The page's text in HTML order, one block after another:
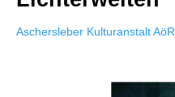
Aschersleber Kulturanstalt AöR